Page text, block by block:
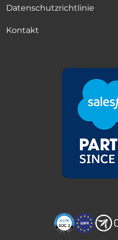
Datenschutzrichtlinie
Kontakt